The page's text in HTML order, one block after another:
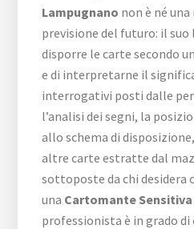
Lampugnano non è né
previsione del futuro: il suo
disporre le carte secondo
e di interpretarne il
interrogativi posti dalle
l’analisi dei segni, la
allo schema di
altre carte estratte dal
sottoposte da chi
una Cartomante
professionista è in grado